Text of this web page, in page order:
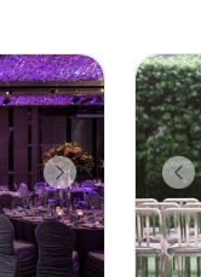
Next